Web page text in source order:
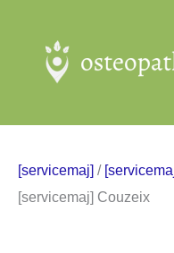
contenu
[servicemaj] /
[servicemaj] Couzeix